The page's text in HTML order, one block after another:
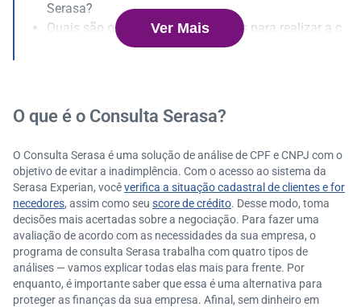
Serasa?
Quais são os cuidados necessários para realizar a c
onsulta de CPF e CNPJ?
Ver Mais
O que é o Consulta Serasa?
O Consulta Serasa é uma solução de análise de CPF e CNPJ com o
objetivo de evitar a inadimplência. Com o acesso ao sistema da
Serasa Experian, vocêverifica a situação cadastral de clientes e for
necedores, assim como seu score de crédito. Desse modo, toma
decisões mais acertadas sobre a negociação. Para fazer uma
avaliação de acordo com as necessidades da sua empresa, o
programa de consulta Serasa trabalha com quatro tipos de
análises — vamos explicar todas elas mais para frente. Por
enquanto, é importante saber que essa é uma alternativa para
proteger as finanças da sua empresa. Afinal, sem dinheiro em